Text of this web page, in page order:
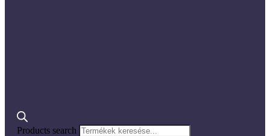
Products search